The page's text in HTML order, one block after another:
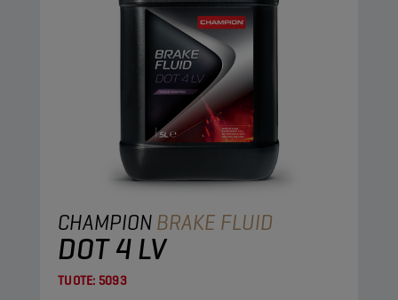
CHAMPIONBRAKE FLUID
DOT 4 LV
TUOTE: 5093